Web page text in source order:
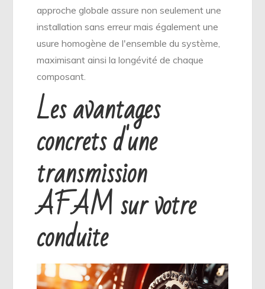
approche globale assure non seulement une
installation sans erreur mais également une
usure homogène de l'ensemble du système,
maximisant ainsi la longévité de chaque
composant.
Les avantages
concrets d'une
transmission
AFAM sur votre
conduite